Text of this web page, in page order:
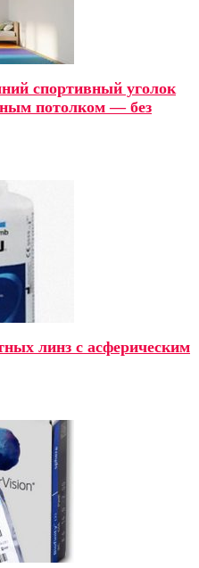
спортивный уголок
потолком — без
линз с асферическим